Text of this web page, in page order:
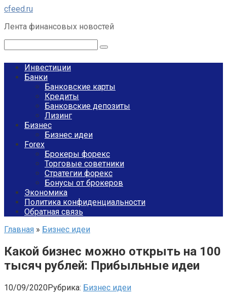
Перейти
контенту
cfeed.ru
Лента финансовых новостей
Инвестиции
Банки
Банковские карты
Кредиты
Банковские депозиты
Лизинг
Бизнес
Бизнес идеи
Forex
Брокеры форекс
Торговые советники
Стратегии форекс
Бонусы от брокеров
Экономика
Политика конфиденциальности
Обратная связь
Главная » Бизнес идеи
Какой бизнес можно открыть на 100
тысяч рублей: Прибыльные идеи
10/09/2020Рубрика: Бизнес идеи